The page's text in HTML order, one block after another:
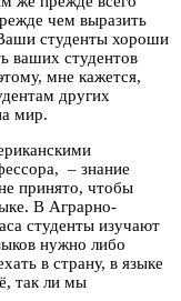
чем выразить
студенты хороши
ваших студентов
мне кажется,
других
мир.
– знание
принято, чтобы
В Аграрно-
студенты изучают
нужно либо
в страну, в языке
так ли мы